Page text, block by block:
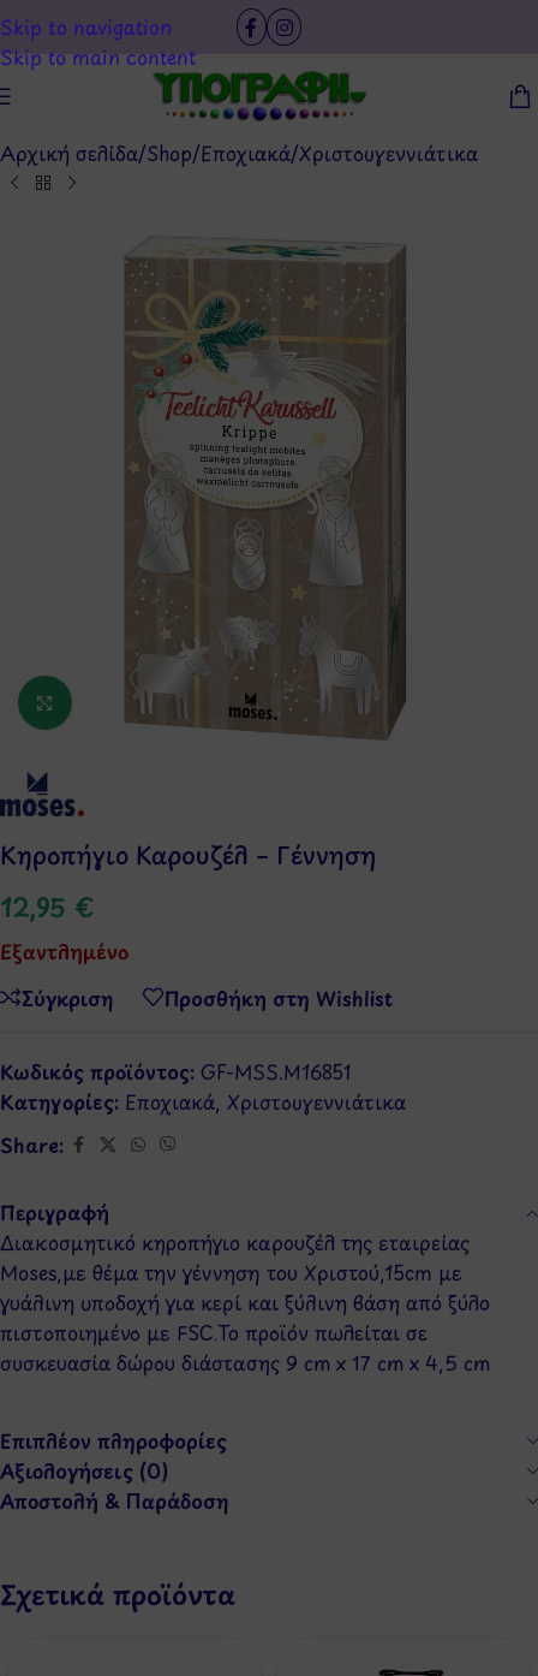
Skip to navigation
Skip to main content
Αρχική σελίδα/Shop/Εποχιακά/Χριστουγεννιάτικα
Κάντε κλικ για μεγέθυνση
Κηροπήγιο Καρουζέλ – Γέννηση
12,95 €
Εξαντλημένο
Σύγκριση
Προσθήκη στη Wishlist
Κωδικός προϊόντος: GF-MSS.M16851
Κατηγορίες: Εποχιακά, Χριστουγεννιάτικα
Share:
Περιγραφή
Διακοσμητικό κηροπήγιο καρουζέλ της εταιρείας
Moses,με θέμα την γέννηση του Χριστού,15cm με
γυάλινη υποδοχή για κερί και ξύλινη βάση από ξύλο
πιστοποιημένο με FSC.Το προϊόν πωλείται σε
συσκευασία δώρου διάστασης 9 cm x 17 cm x 4,5 cm
Επιπλέον πληροφορίες
Αξιολογήσεις (0)
Αποστολή & Παράδοση
Σχετικά προϊόντα